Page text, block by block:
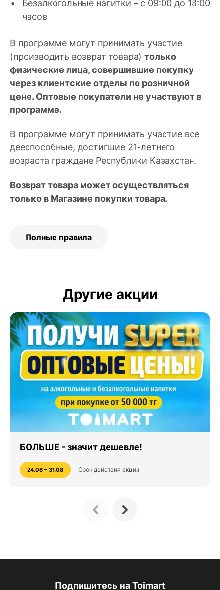
Безалкогольные напитки – с 09:00 до 18:00
часов
В программе могут принимать участие
(производить возврат товара) только
физические лица, совершившие покупку
через клиентские отделы по розничной
цене. Оптовые покупатели не участвуют в
программе.
В программе могут принимать участие все
дееспособные, достигшие 21-летнего
возраста граждане Республики Казахстан.
Возврат товара может осуществляться
только в Магазине покупки товара.
Полные правила
Другие акции
БОЛЬШЕ - значит дешевле!
24.06 – 31.08 Срок действия акции
Подпишитесь на Toimart